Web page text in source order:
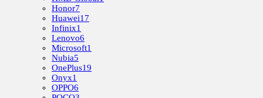
Honor7
Huawei17
Infinix1
Lenovo6
Microsoft1
Nubia5
OnePlus19
Onyx1
OPPO6